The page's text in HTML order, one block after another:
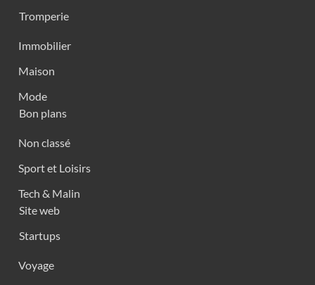
Tromperie
Immobilier
Maison
Mode
Bon plans
Non classé
Sport et Loisirs
Tech & Malin
Site web
Startups
Voyage